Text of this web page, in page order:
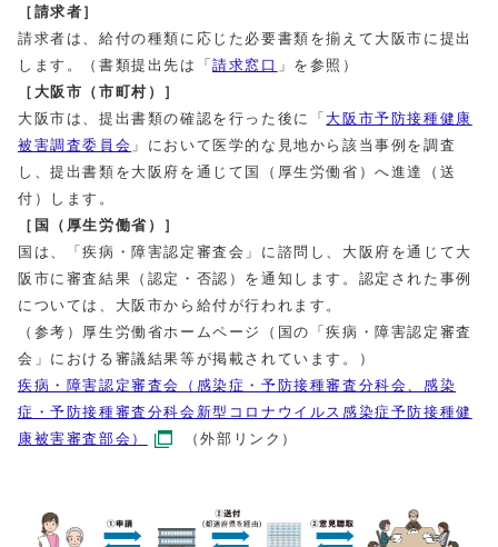
［請求者］
請求者は、給付の種類に応じた必要書類を揃えて大阪市に提出
します。（書類提出先は「請求窓口 」を参照）
［大阪市（市町村）］
大阪市は、提出書類の確認を行った後に「 大阪市予防接種健康
被害調査委員会 」において医学的な見地から該当事例を調査
し、提出書類を大阪府を通じて国（厚生労働省）へ進達（送
付）します。
［国（厚生労働省）］
国は、「疾病・障害認定審査会」に諮問し、大阪府を通じて大
阪市に審査結果（認定・否認）を通知します。認定された事例
については、大阪市から給付が行われます。
（参考）厚生労働省ホームページ（国の「疾病・障害認定審査
会」における審議結果等が掲載されています。）
疾病・障害認定審査会（感染症・予防接種審査分科会、感染
症・予防接種審査分科会新型コロナウイルス感染症予防接種健
康被害審査部会）
（外部リンク）